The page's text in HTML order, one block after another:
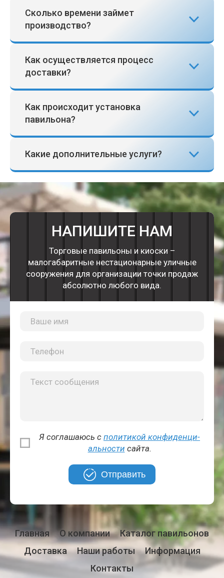
Сколько времени займет
производство?
Как осуществляется процесс
доставки?
Как происходит установка
павильона?
Какие дополнительные услуги?
НАПИШИТЕ НАМ
Торговые павильоны и киоски –
малогабаритные нестационарные уличные
сооружения для организации точки продаж
абсолютно любого вида.
Я соглашаюсь с политикой кон­фи­ден­ци­
аль­но­сти сайта.
Отправить
Главная О компании
Каталог павильонов
Доставка
Наши работы
Информация
Контакты